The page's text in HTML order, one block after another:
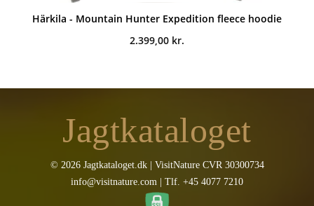
Härkila - Mountain Hunter Expedition fleece hoodie
2.399,00 kr.
Jagtkataloget
© 2026 Jagtkataloget.dk | VisitNature CVR 30300734
info@visitnature.com | Tlf. +45 4077 7210